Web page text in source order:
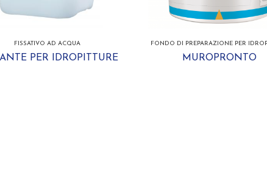
FISSATIVO AD ACQUA
PER IDROPITTURE
FONDO DI PREPARAZIONE PER
MUROPRONTO